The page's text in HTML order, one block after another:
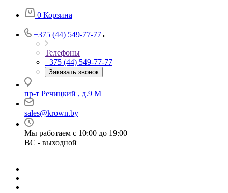
0 Корзина
+375 (44) 549-77-77
Телефоны
+375 (44) 549-77-77
Заказать звонок
пр-т Речицкий , д.9 М
sales@krown.by
Мы работаем с 10:00 до 19:00
ВС - выходной